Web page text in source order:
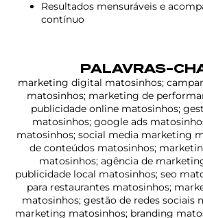
Resultados mensuráveis e
contínuo
PALAVRAS-
marketing digital matosinhos;
matosinhos; marketing de
publicidade online matosinhos;
matosinhos; google ads
matosinhos; social media marketing
de conteúdos matosinhos;
matosinhos; agência de
publicidade local matosinhos; seo
para restaurantes matosinhos;
matosinhos; gestão de redes sociais
marketing matosinhos; branding